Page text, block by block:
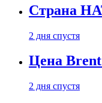
Страна
2 дня спустя
Цена Brent
2 дня спустя